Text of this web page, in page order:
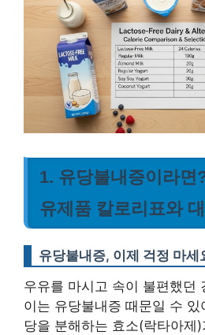
1. 유당불내증이라면
유제품 칼로리표와
유당불내증, 이제 걱정 마세
우유를 마시고 속이 불편했던
이는 유당불내증 때문일 수
당을 분해하는 효소(락타아제